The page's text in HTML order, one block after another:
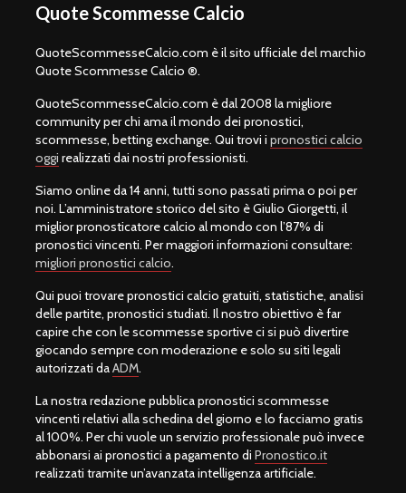
Quote Scommesse Calcio
QuoteScommesseCalcio.com è il sito ufficiale del marchio
Quote Scommesse Calcio ®.
QuoteScommesseCalcio.com è dal 2008 la migliore
community per chi ama il mondo dei pronostici,
scommesse, betting exchange. Qui trovi i pronostici calcio
oggi realizzati dai nostri professionisti.
Siamo online da 14 anni, tutti sono passati prima o poi per
noi. L’amministratore storico del sito è Giulio Giorgetti, il
miglior pronosticatore calcio al mondo con l’87% di
pronostici vincenti. Per maggiori informazioni consultare:
migliori pronostici calcio.
Qui puoi trovare pronostici calcio gratuiti, statistiche, analisi
delle partite, pronostici studiati. Il nostro obiettivo è far
capire che con le scommesse sportive ci si può divertire
giocando sempre con moderazione e solo su siti legali
autorizzati daADM.
La nostra redazione pubblica pronostici scommesse
vincenti relativi alla schedina del giorno e lo facciamo gratis
al 100%. Per chi vuole un servizio professionale può invece
abbonarsi ai pronostici a pagamento di Pronostico.it
realizzati tramite un’avanzata intelligenza artificiale.